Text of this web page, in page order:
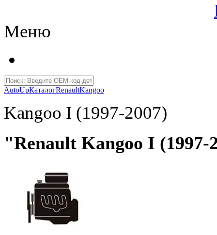
Меню
AutoUpКаталогRenaultKangoo
Kangoo I (1997-2007)
"Renault Kangoo I